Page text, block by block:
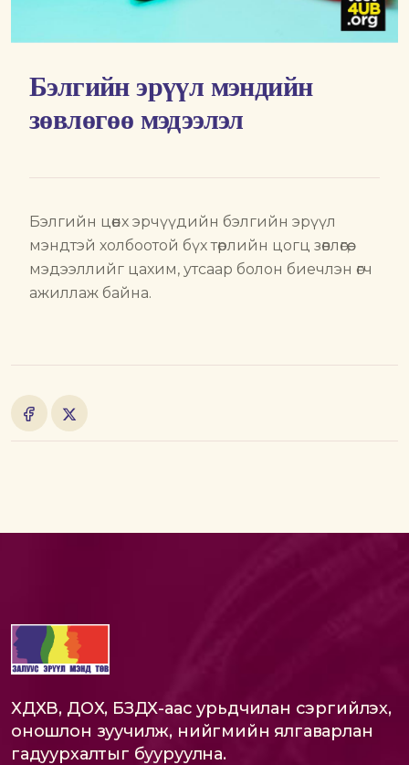
Бэлгийн эрүүл мэндийн
зөвлөгөө мэдээлэл
Бэлгийн цөөнх эрчүүдийн бэлгийн эрүүл
мэндтэй холбоотой бүх төрлийн цогц зөвлөгөө,
мэдээллийг цахим, утсаар болон биечлэн өгч
ажиллаж байна.
ХДХВ, ДОХ, БЗДХ-аас урьдчилан сэргийлэх,
оношлон зуучилж, нийгмийн ялгаварлан
гадуурхалтыг бууруулна.